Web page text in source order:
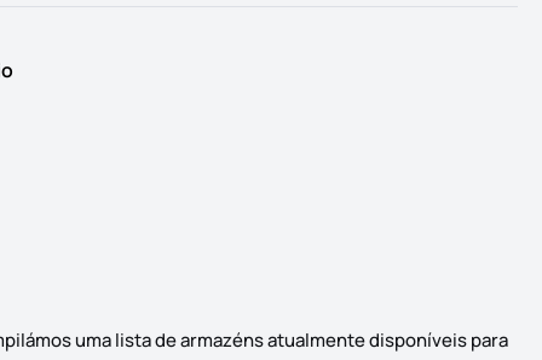
uma lista de armazéns atualmente disponíveis para